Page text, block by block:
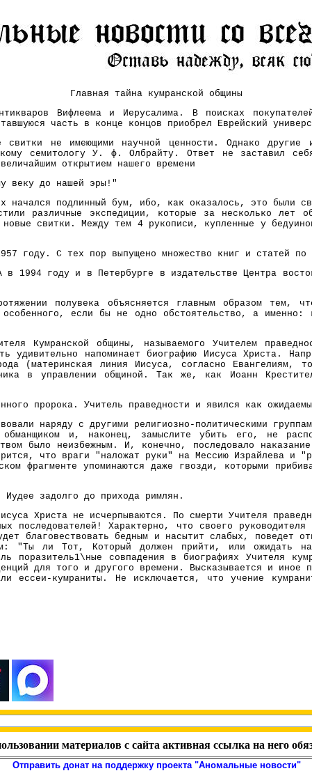
Главная тайна кумранской общины
Вифлеема и Иерусалима. В поисках
часть в конце концов приобрел Еврейский
свитки не имеющими научной ценности. Однако другие
семитологу У. ф. Олбрайту. Ответ не заставил
открытием нашего времени
веку до нашей эры!"
подлинный бум, ибо, как оказалось, это были
различные экспедиции, которые за несколько лет
свитки. Между тем 4 рукописи, купленные у
году. С тех пор выпущено множество книг и статей по
1994 году и в Петербурге в издательстве Центра
полувека объясняется главным образом
если бы не одно обстоятельство, а именно:
Кумранской общины, называемого Учителем
напоминает биографию Иисуса Христа.
(материнская линия Иисуса, согласно Евангелиям,
в управлении общиной. Так же, как Иоанн
пророка. Учитель праведности и явился как
наряду с другими религиозно-политическими
и, наконец, замыслите убить его, не
было неизбежным. И, конечно, последовало
что враги "наложат руки" на Мессию Израйлева и
фрагменте упоминаются даже гвозди, которыми
задолго до прихода римлян.
Христа не исчерпываются. По смерти Учителя
последователей! Характерно, что своего
благовествовать бедным и насытит слабых, поведет
"Ты ли Тот, Который должен прийти, или ожидать
поразитель1\ные совпадения в биографиях Учителя
для того и другого времени. Высказывается и
ессеи-кумраниты. Не исключается, что учение
материалов с сайта активная ссылка на него
Отправить донат на поддержку проекта "Аномальные новости"